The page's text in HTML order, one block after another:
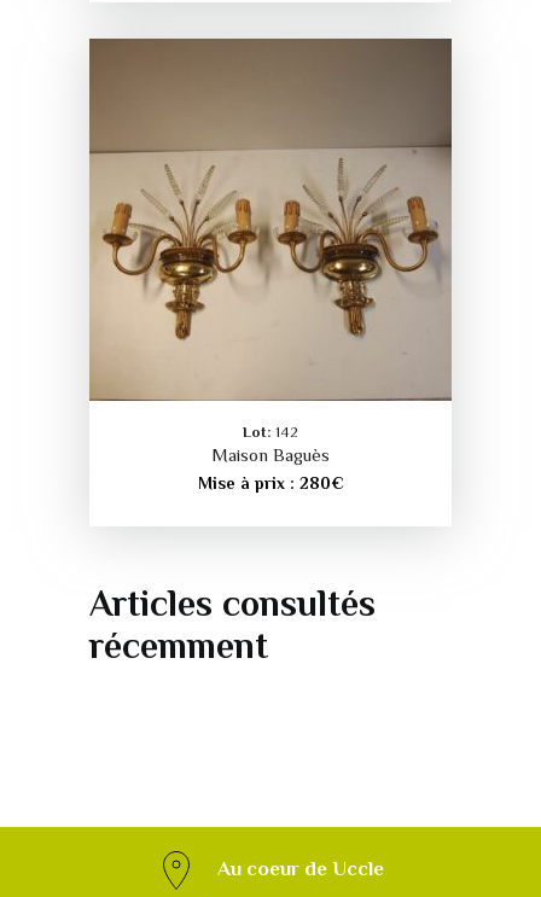
Lot: 142
Maison Baguès
Mise à prix : 280€
Articles consultés
récemment
Au coeur de Uccle